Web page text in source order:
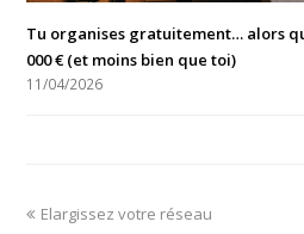
Tu organises gratuitement… alors
000 € (et moins bien que toi)
11/04/2026
Elargissez votre réseau